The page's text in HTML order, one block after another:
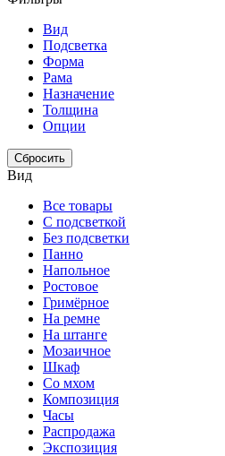
Вид
Подсветка
Форма
Рама
Назначение
Толщина
Опции
Сбросить
Вид
Все товары
С подсветкой
Без подсветки
Панно
Напольное
Ростовое
Гримёрное
На ремне
На штанге
Мозаичное
Шкаф
Со мхом
Композиция
Часы
Распродажа
Экспозиция